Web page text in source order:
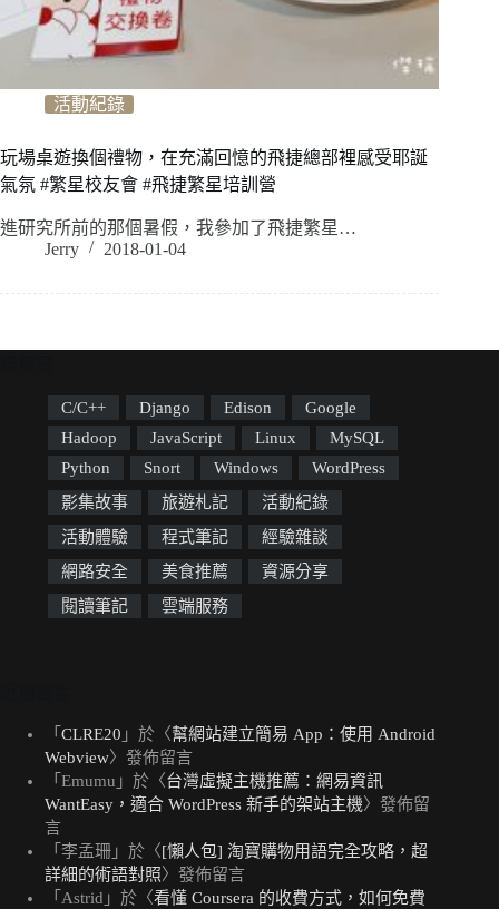
活動紀錄
玩場桌遊換個禮物，在充滿回憶的飛捷總部裡感受耶誕
氣氛 #繁星校友會 #飛捷繁星培訓營
進研究所前的那個暑假，我參加了飛捷繁星…
Jerry
2018-01-04
C/C++ Django Edison
Google
Hadoop
JavaScript Linux
MySQL
Python
Snort Windows
WordPress
影集故事
旅遊札記
活動紀錄
活動體驗
程式筆記
經驗雜談
網路安全
美食推薦
資源分享
閱讀筆記
雲端服務
「 CLRE20 」於〈幫網站建立簡易 App：使用 Android
Webview〉發佈留言
「 Emumu 」於〈台灣虛擬主機推薦：網易資訊
WantEasy，適合 WordPress 新手的架站主機〉發佈留
言
「 李孟珊 」於〈[懶人包] 淘寶購物用語完全攻略，超
詳細的術語對照〉發佈留言
「 Astrid 」於〈看懂 Coursera 的收費方式，如何免費